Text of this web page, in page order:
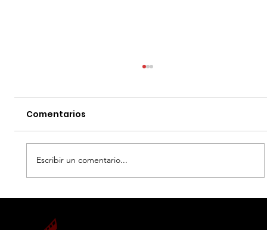
CURIOSOS por LIZ GIL
Comentarios
Escribir un comentario...